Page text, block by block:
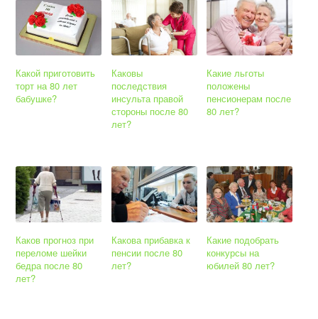
Какой приготовить
торт на 80 лет
бабушке?
Каковы
последствия
инсульта правой
стороны после 80
лет?
Какие льготы
положены
пенсионерам после
80 лет?
Каков прогноз при
переломе шейки
бедра после 80
лет?
Какова прибавка к
пенсии после 80
лет?
Какие подобрать
конкурсы на
юбилей 80 лет?